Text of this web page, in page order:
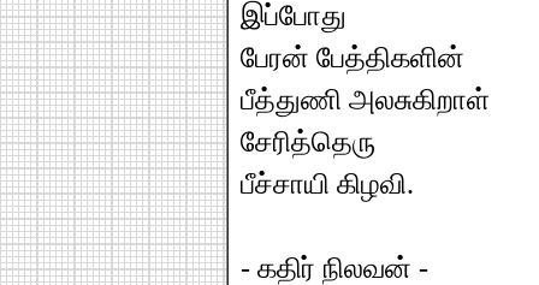
இப்போது
பேரன் பேத்திகளின்
பீத்துணி அலசுகிறாள்
சேரித்தெரு
பீச்சாயி கிழவி.
- கதிர் நிலவன் -